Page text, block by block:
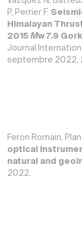
P, Perrier F.
Himalayan
2015 Mw 7.9
Journal
septembre 2022,
Feron Romain,
optical
natural and
2022.